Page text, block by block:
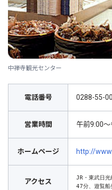
中禅寺観光センター
電話番号 0288-55-
営業時間 午前9:00
ホームページ http://
アクセス
JR・東武日
47分、遊覧船